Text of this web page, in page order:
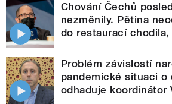
Chování Čechů
nezměnily. Pětina
do restaurací chodila,
Problém závislostí
pandemické situaci
odhaduje koordinátor